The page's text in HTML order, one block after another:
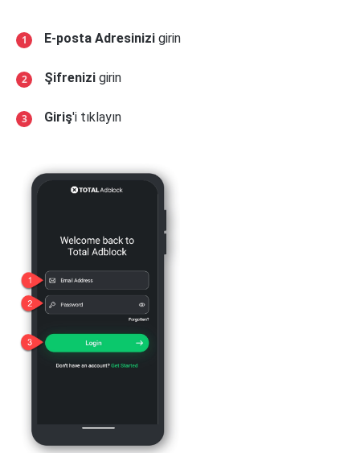
E-posta Adresinizi girin
Şifrenizi girin
Giriş'i tıklayın